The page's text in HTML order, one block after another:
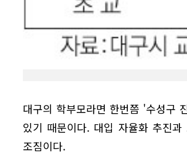
대구의 학부모라면 한번쯤 '수성구
있기 때문이다. 대입 자율화 추진
조짐이다.